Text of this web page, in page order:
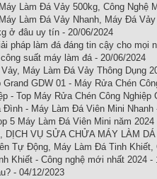
Làm Đá Vảy 500kg, Công Nghệ
Làm Đá Vảy Nhanh, Máy Đá Vảy
ở đâu uy tín - 20/06/2024
pháp làm đá đáng tin cậy cho mọi
suất máy làm đá - 20/06/2024
Máy Làm Đá Vảy Thông Dụng
GDW 01 - Máy Rửa Chén
- Top Máy Rửa Chén Công Nghiệp
- Máy Làm Đá Viên Mini
5 Máy Làm Đá Viên Mini năm 2024
VỤ SỬA CHỬA MÁY LÀM
Tự Động, Máy Làm Đá Tinh Khiết,
Khiết - Công nghệ mới nhất 2024 -
- 04/12/2023